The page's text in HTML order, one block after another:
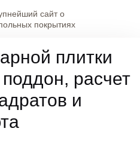
сайт о
покрытиях
плитки
расчет
и